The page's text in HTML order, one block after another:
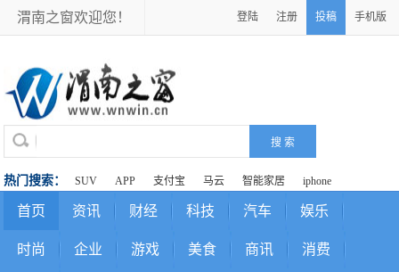
渭南之窗欢迎您！ 登陆 注册 投稿 手机版
热门搜索： SUV APP 支付宝 马云 智能家居 iphone
首页 资讯 财经 科技 汽车 娱乐
时尚 企业 游戏 美食 商讯 消费